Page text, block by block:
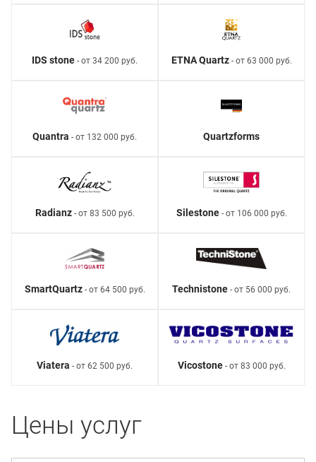
IDS stone - от 34 200 руб. ETNA Quartz- от 63 000 руб.
Quantra - от 132 000 руб. Quartzforms
Radianz- от 83 500 руб. Silestone- от 106 000 руб.
SmartQuartz- от 64 500 руб. Technistone - от 56 000 руб.
Viatera - от 62 500 руб. Vicostone- от 83 000 руб.
Цены услуг